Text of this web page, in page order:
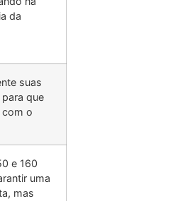
da
suas
que
com o
e 160
uma
mas